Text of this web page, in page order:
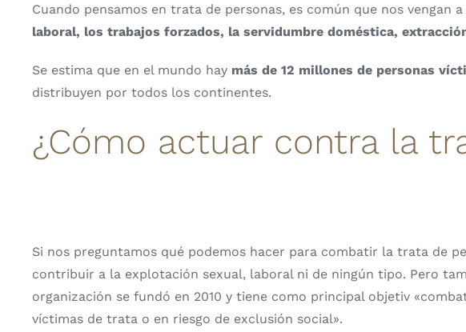
Cuando pensamos en trata de personas, es común que nos vengan
laboral, los trabajos forzados, la servidumbre doméstica,
Se estima que en el mundo hay más de 12 millones de personas
distribuyen por todos los continentes.
¿Cómo actuar contra la
Si nos preguntamos qué podemos hacer para combatir la trata de
contribuir a la explotación sexual, laboral ni de ningún tipo. Pero
organización se fundó en 2010 y tiene como principal objetiv
víctimas de trata o en riesgo de exclusión social».